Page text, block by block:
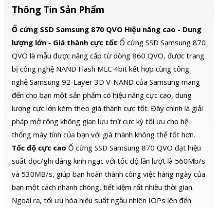
180TB dữ liệu/ năm, hiệu suất gấp
3 lần ổ cứng máy tính để bàn.
Được hỗ trợ bảo hành lên đến 3
năm. – SkyHawk có thể hoạt động
trong khoảng nhiệt độ từ 0°C –
70°C. Bạn sẽ không bị bỏ lỡ bất
cứ một khung hình nào ngay cả
trong môi trường khắc nghiệt
nhất. – SkyHawk được thiết kế để
làm việc được trong hệ thống đa
ổ cứng. Hệ thống giám sát đa ổ có
thể dựa trên phần cứng RAID
được tối ưu hóa của SkyHawk.
Giữ ổ đĩa và hệ thống hoạt động
lâu dài. – Cảm biến RV trong môi
trường RAID duy trì hiệu suất ổ
đĩa bằng cách cải thiện khả năng
chống chịu rung động.
Thông Tin Sản Phẩm
Ổ cứng SSD Samsung 870 QVO Hiệu năng cao - Dung
lượng lớn - Giá thành cực tốt Ổ cứng SSD Samsung 870
QVO là mẫu được nâng cấp từ dòng 860 QVO, được trang
bị công nghệ NAND Flash MLC 4bit kết hợp cùng công
nghệ Samsung 92-Layer 3D V-NAND của Samsung mang
đến cho bạn một sản phẩm có hiệu năng cực cao, dung
lượng cực lớn kèm theo giá thành cực tốt. Đây chính là giải
pháp mở rộng không gian lưu trữ cực kỳ tối ưu cho hệ
thống máy tính của bạn với giá thành không thể tốt hơn.
Tốc độ cực cao Ổ cứng SSD Samsung 870 QVO đạt hiệu
suất đọc/ghi đáng kinh ngạc với tốc độ lần lượt là 560Mb/s
và 530MB/s, giúp bạn hoàn thành công việc hàng ngày của
bạn một cách nhanh chóng, tiết kiệm rất nhiều thời gian.
Ngoài ra, tối ưu hóa hiệu suất ngẫu nhiên IOPs lên đến